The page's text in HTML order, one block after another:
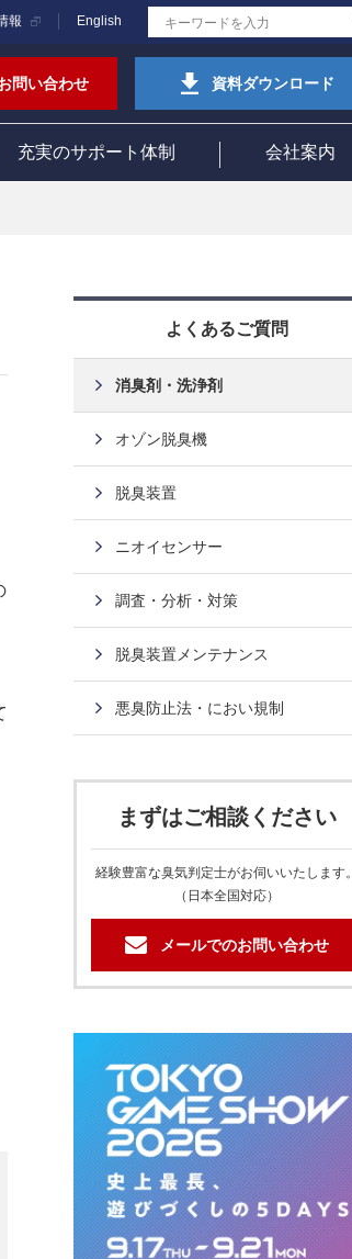
報 English
問い合わせ 資料ダウンロード
充実のサポート体制 会社案内
よくあるご質問
消臭剤・洗浄剤
オゾン脱臭機
脱臭装置
ニオイセンサー
調査・分析・対策
脱臭装置メンテナンス
悪臭防止法・におい規制
まずはご相談ください
経験豊富な臭気判定士がお伺いいたします。
（日本全国対応）
メールでのお問い合わせ